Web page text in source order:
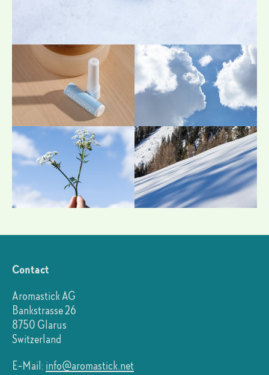
Contact
Aromastick AG
Bankstrasse 26
8750 Glarus
Switzerland
E-Mail:info@aromastick.net